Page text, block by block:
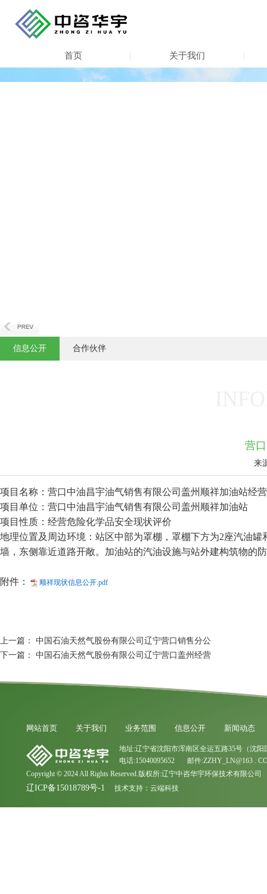
首页 关于我们
信息公开 合作伙伴
营
来
项目名称：营口中油昌宇油气销售有限公司盖州顺祥加油站经
项目单位：营口中油昌宇油气销售有限公司盖州顺祥加油站
项目性质：经营危险化学品安全现状评价
地理位置及周边环境：站区中部为罩棚，罩棚下方为2座汽油
墙，东侧靠近道路开敞。加油站的汽油设施与站外建构筑物的
附件： 顺祥现状信息公开.pdf
上一篇： 中国石油天然气股份有限公司辽宁营口销售分公
下一篇： 中国石油天然气股份有限公司辽宁营口盖州经营
网站首页 关于我们 业务范围 信息公开 新闻动态
地址:辽宁省沈阳市浑南区全运五路35号（沈阳
电话:15040095652 邮件:ZZHY_LN@163 .
Copyright © 2024 All Rights Reserved.版权所:辽宁中咨华宇环保技术有限公司
辽ICP备15018789号-1 技术支持： 云端科技